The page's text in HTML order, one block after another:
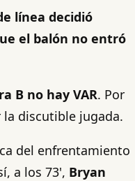
línea decidió
el balón no entró
B no hay VAR. Por
discutible jugada.
del enfrentamiento
a los 73', Bryan